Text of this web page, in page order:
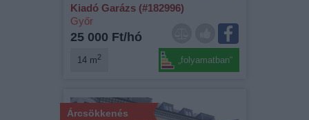
Kiadó Garázs (#182996)
Győr
25 000 Ft/hó
14 m2 „folyamatban“
Árcsökkenés